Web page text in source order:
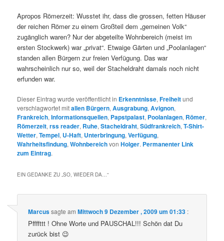
Apropos Römerzeit: Wusstet ihr, dass die grossen, fetten Häuser
der reichen Römer zu einem Großteil dem „gemeinen Volk“
zugänglich waren? Nur der abgeteilte Wohnbereich (meist im
ersten Stockwerk) war „privat“. Etwaige Gärten und „Poolanlagen“
standen allen Bürgern zur freien Verfügung. Das war
wahrscheinlich nur so, weil der Stacheldraht damals noch nicht
erfunden war.
Dieser Eintrag wurde veröffentlicht in Erkenntnisse,Freiheitund
verschlagwortet mitallen Bürgern,Ausgrabung,Avignon,
Frankreich,Informationsquellen, Papstpalast, Poolanlagen, Römer,
Römerzeit,rss reader, Ruhe,Stacheldraht,Südfrankreich,T-Shirt-
Wetter,Tempel, U-Haft, Unterbringung,Verfügung,
Wahrheitsfindung,WohnbereichvonHolger. Permanenter Link
zum Eintrag.
EIN GEDANKE ZU „SO, WIEDER DA…“
Marcussagte amMittwoch 9 Dezember , 2009 um 01:33 :
Pffffttt ! Ohne Worte und PAUSCHAL!!! Schön dat Du
zurück bist 😉